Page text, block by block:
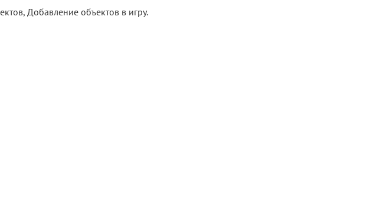
Добавление объектов в игру.